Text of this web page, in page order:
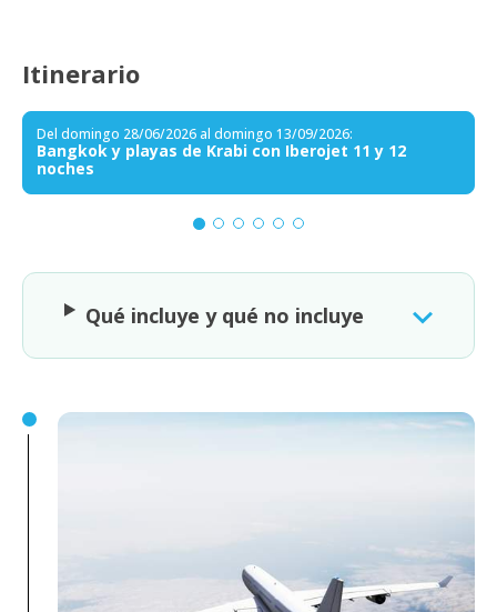
Itinerario
Del domingo 28/06/2026 al domingo 13/09/2026:
Bangkok y playas de Krabi con Iberojet 11 y 12
noches
Qué incluye y qué no incluye